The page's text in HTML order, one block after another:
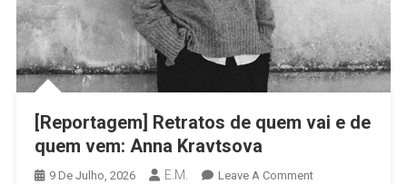
[Reportagem] Retratos de quem vai e de
quem vem: Anna Kravtsova
9 De Julho, 2026 E.M. Leave A CommentOn